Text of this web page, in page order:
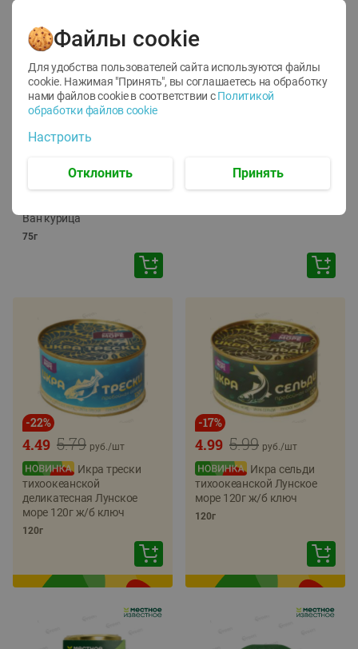
12
1.05 руб./
руб./шт
Корм влаж. для кош. с
Ван курица
75г
ТОФУ Vegetus ТВЕРДЫЙ
-22%
5.79
4.49 руб./шт
Икра трески
тихоокеанской
деликатесная Лунское
море 120г ж/б ключ
120г
-17%
5.99
4.99 руб./шт
Икра сельди
тихоокеанской Лунское
море 120г ж/б ключ
120г
Файлы cookie
Для удобства пользователей сайта используются файлы
cookie. Нажимая "Принять", вы соглашаетесь на обработку
нами файлов cookie в соответствии с Политикой
обработки файлов cookie
Настроить
Отклонить Принять